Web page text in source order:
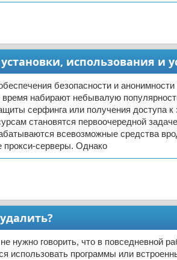
использования и
безопасности и
время набирают небывалую
серфинга или получения доступа
становятся первоочередной
всевозможные средства
прокси-серверы. Однако
нужно говорить, что в повседневной
использовать программы или